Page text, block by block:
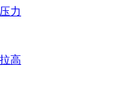
力
高